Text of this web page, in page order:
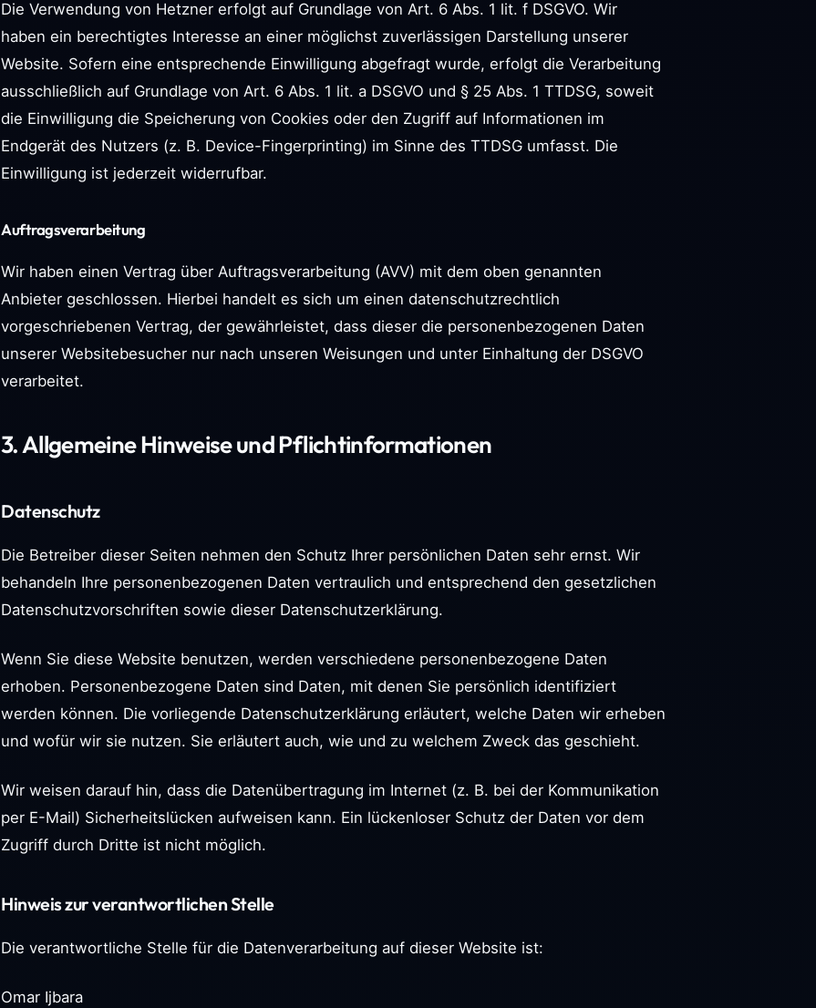
Die Verwendung von Hetzner erfolgt auf Grundlage von Art. 6 Abs. 1 lit. f DSGVO. Wir
haben ein berechtigtes Interesse an einer möglichst zuverlässigen Darstellung unserer
Website. Sofern eine entsprechende Einwilligung abgefragt wurde, erfolgt die Verarbeitung
ausschließlich auf Grundlage von Art. 6 Abs. 1 lit. a DSGVO und § 25 Abs. 1 TTDSG, soweit
die Einwilligung die Speicherung von Cookies oder den Zugriff auf Informationen im
Endgerät des Nutzers (z. B. Device-Fingerprinting) im Sinne des TTDSG umfasst. Die
Einwilligung ist jederzeit widerrufbar.
Auftragsverarbeitung
Wir haben einen Vertrag über Auftragsverarbeitung (AVV) mit dem oben genannten
Anbieter geschlossen. Hierbei handelt es sich um einen datenschutzrechtlich
vorgeschriebenen Vertrag, der gewährleistet, dass dieser die personenbezogenen Daten
unserer Websitebesucher nur nach unseren Weisungen und unter Einhaltung der DSGVO
verarbeitet.
3. Allgemeine Hinweise und Pflicht­informationen
Datenschutz
Die Betreiber dieser Seiten nehmen den Schutz Ihrer persönlichen Daten sehr ernst. Wir
behandeln Ihre personenbezogenen Daten vertraulich und entsprechend den gesetzlichen
Datenschutzvorschriften sowie dieser Datenschutzerklärung.
Wenn Sie diese Website benutzen, werden verschiedene personenbezogene Daten
erhoben. Personenbezogene Daten sind Daten, mit denen Sie persönlich identifiziert
werden können. Die vorliegende Datenschutzerklärung erläutert, welche Daten wir erheben
und wofür wir sie nutzen. Sie erläutert auch, wie und zu welchem Zweck das geschieht.
Wir weisen darauf hin, dass die Datenübertragung im Internet (z. B. bei der Kommunikation
per E-Mail) Sicherheitslücken aufweisen kann. Ein lückenloser Schutz der Daten vor dem
Zugriff durch Dritte ist nicht möglich.
Hinweis zur verantwortlichen Stelle
Die verantwortliche Stelle für die Datenverarbeitung auf dieser Website ist:
Omar Ijbara